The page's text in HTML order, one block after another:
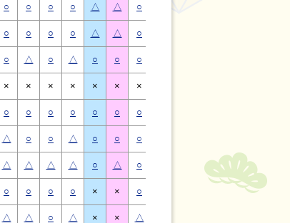
○ ○ ○ ○ △ △ ○
○ ○ ○ ○ △ △ ○
○ △ ○ △ ○ ○ ○
× × × × × × ×
○ ○ ○ ○ ○ ○ ○
△ ○ ○ △ ○ ○ ○
△ △ △ △ ○ △ ○ △ △ ○
○ ○ ○ ○ × × ○ ×
△ △ ○ △ × × △